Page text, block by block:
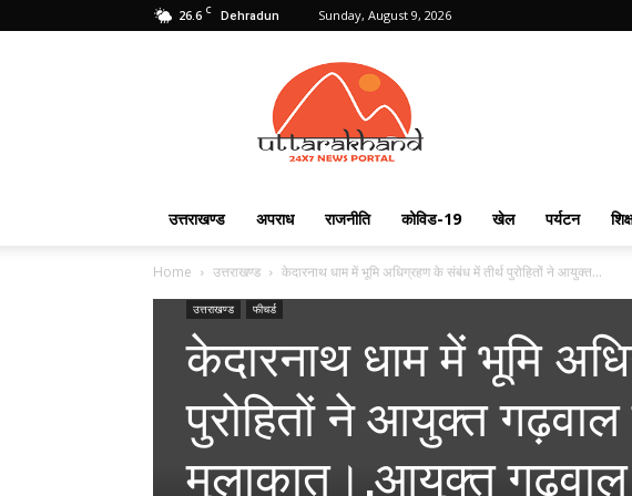
26.6 C Dehradun Sunday, August 9, 2026
Uttarakhand
24X7
उत्तराखण्ड अपराध राजनीति कोविड-19 खेल पर्यटन
Home उत्तराखण्ड केदारनाथ धाम में भूमि अधिग्रहण के संबंध में तीर्थ पुरोहितों ने आयुक्त...
उत्तराखण्ड फीचर्ड
केदारनाथ धाम में भूमि
पुरोहितों ने आयुक्त
मुलाकात।,आयुक्त गढ़वाल